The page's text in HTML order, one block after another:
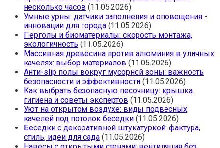
несколько часов (11.05.2026)
Умные урны: датчики заполнения и оповещения -
инновации для города (11.05.2026)
Перголы и биоматериалы: скорость монтажа,
экологичность (11.05.2026)
Массивная древесина против алюминия в уличных
качелях: выбор материалов (11.05.2026)
Анти-slip полы вокруг мусорной зоны: важность
безопасности и эффективности (11.05.2026)
Как выбрать безопасную песочницу: крышка,
гигиена и советы экспертов (11.05.2026)
Уют на открытом воздухе: виды подвесных
качелей под потолок беседки (11.05.2026)
Беседки с декоративной штукатуркой: фактура,
стиль, идеи для сада (11.05.2026)